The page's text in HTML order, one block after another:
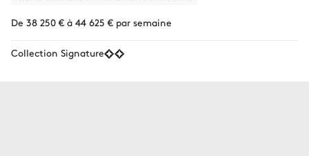
De 38 250 € à 44 625 € par semaine
Collection Signature